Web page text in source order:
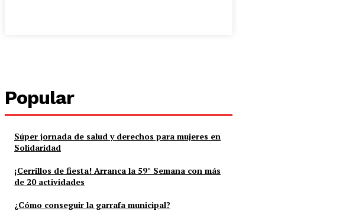
Popular
Súper jornada de salud y derechos para mujeres en
Solidaridad
¡Cerrillos de fiesta! Arranca la 59° Semana con más
de 20 actividades
¿Cómo conseguir la garrafa municipal?